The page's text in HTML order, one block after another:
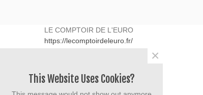
LE COMPTOIR DE L'EURO
https://lecomptoirdeleuro.fr/
France
06.40.90.50.63
This Website Uses Cookies?
×